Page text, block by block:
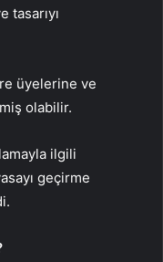
üyelerine ve
olabilir.
ilgili
geçirme